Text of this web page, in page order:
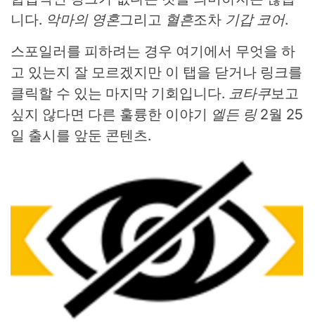
니다. 악마의 영혼그리고 혈흔조차 기갑 코어.
스포일러를 피하려는 경우 여기에서 무엇을 하
고 있는지 잘 모르겠지만 이 탭을 닫거나 링크를
클릭할 수 있는 마지막 기회입니다. 코타쿠보고
싶지 않다면 다른 훌륭한 이야기 엘든 링2월 25
일 출시를 앞둔 콘텐츠.